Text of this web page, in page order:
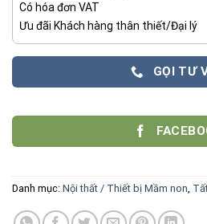
Có hóa đơn VAT
Ưu đãi Khách hàng thân thiết/Đại lý
GỌI TƯ
Danh mục: Nội thất / Thiết bị Mầm non